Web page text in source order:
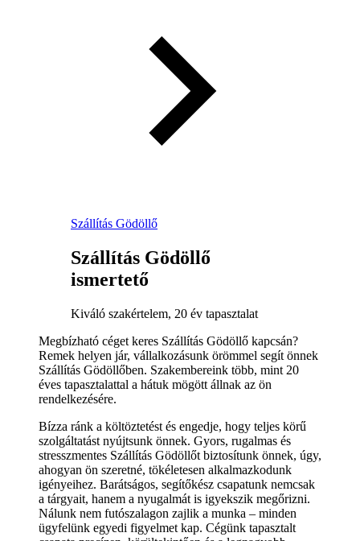
Szállítás Gödöllő
Szállítás Gödöllő
ismertető
Kiváló szakértelem, 20 év tapasztalat
Megbízható céget keres Szállítás Gödöllő kapcsán?
Remek helyen jár, vállalkozásunk örömmel segít önnek
Szállítás Gödöllőben. Szakembereink több, mint 20
éves tapasztalattal a hátuk mögött állnak az ön
rendelkezésére.
Bízza ránk a költöztetést és engedje, hogy teljes körű
szolgáltatást nyújtsunk önnek. Gyors, rugalmas és
stresszmentes Szállítás Gödöllőt biztosítunk önnek, úgy,
ahogyan ön szeretné, tökéletesen alkalmazkodunk
igényeihez. Barátságos, segítőkész csapatunk nemcsak
a tárgyait, hanem a nyugalmát is igyekszik megőrizni.
Nálunk nem futószalagon zajlik a munka – minden
ügyfelünk egyedi figyelmet kap. Cégünk tapasztalt